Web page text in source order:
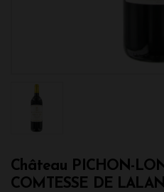
Château PICHON-
COMTESSE DE